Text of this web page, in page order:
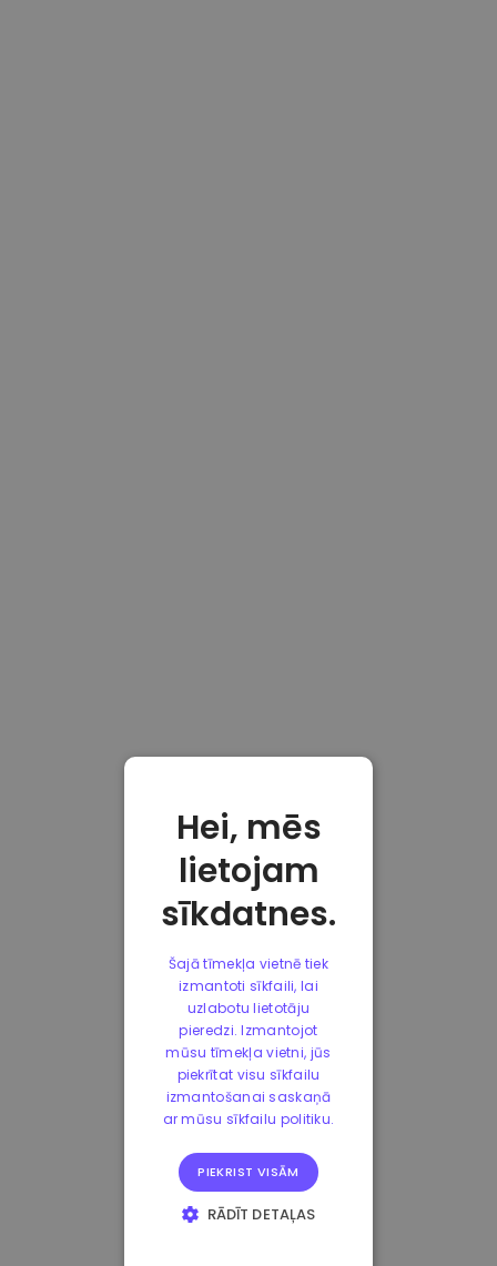
Hei, mēs
lietojam
sīkdatnes.
Šajā tīmekļa vietnē tiek
izmantoti sīkfaili, lai
uzlabotu lietotāju
pieredzi. Izmantojot
mūsu tīmekļa vietni, jūs
piekrītat visu sīkfailu
izmantošanai saskaņā
ar mūsu sīkfailu politiku.
PIEKRIST VISĀM
RĀDĪT DETAĻAS